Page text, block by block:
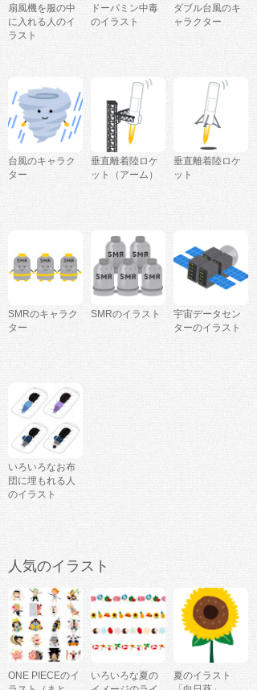
扇風機を服の中
に入れる人のイ
ラスト
ドーパミン中毒
のイラスト
ダブル台風のキ
ャラクター
台風のキャラク
ター
垂直離着陸ロケ
ット（アーム）
垂直離着陸ロケ
ット
SMRのキャラク
ター
SMRのイラスト
宇宙データセン
ターのイラスト
いろいろなお布
団に埋もれる人
のイラスト
人気のイラスト
ONE PIECEのイ
いろいろな夏の
夏のイラスト